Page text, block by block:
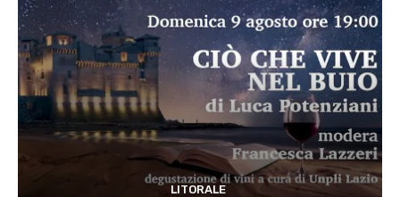
LITORALE